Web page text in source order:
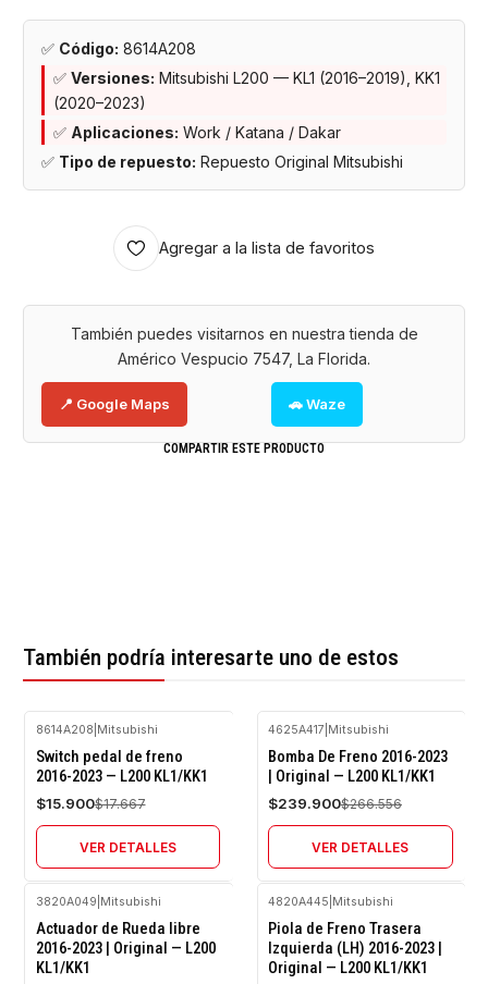
✅ Código: 8614A208
✅ Versiones: Mitsubishi L200 — KL1 (2016–2019), KK1
(2020–2023)
✅ Aplicaciones: Work / Katana / Dakar
✅ Tipo de repuesto: Repuesto Original Mitsubishi
Agregar a la lista de favoritos
También puedes visitarnos en nuestra tienda de
Américo Vespucio 7547, La Florida.
📍 Google Maps 🚗 Waze
COMPARTIR ESTE PRODUCTO
También podría interesarte uno de estos
-10%
OFF
8614A208 Mitsubishi
Switch pedal de freno
2016-2023 — L200 KL1/KK1
$15.900$17.667
VER DETALLES
-10%
OFF
4625A417 Mitsubishi
Bomba De Freno 2016-2023
| Original — L200 KL1/KK1
$239.900$266.556
VER DETALLES
-10%
OFF
Agotado
3820A049 Mitsubishi
Actuador de Rueda libre
2016-2023 | Original — L200
KL1/KK1
-10%
OFF
4820A445 Mitsubishi
Piola de Freno Trasera
Izquierda (LH) 2016-2023 |
Original — L200 KL1/KK1